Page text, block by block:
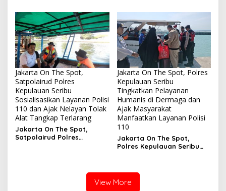
Lewat Sosialisasi Layanan
Polisi 110
Jakarta On The Spot,
Satpolairud Polres
Kepulauan Seribu
Sosialisasikan Layanan Polisi
110 dan Ajak Nelayan Tolak
Alat Tangkap Terlarang
Jakarta On The Spot,
Satpolairud Polres
Jakarta On The Spot, Polres
Kepulauan Seribu
Tingkatkan Pelayanan
Humanis di Dermaga dan
Ajak Masyarakat
Manfaatkan Layanan Polisi
110
Jakarta On The Spot,
Polres Kepulauan Seribu
Manfaatkan Layanan Polisi
110
View More